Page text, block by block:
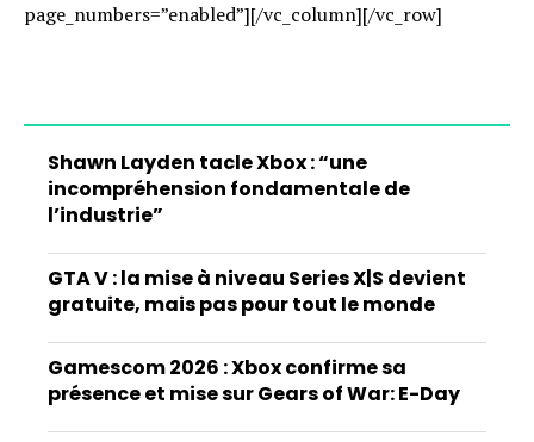
page_numbers=”enabled”][/vc_column][/vc_row]
Shawn Layden tacle Xbox : “une
incompréhension fondamentale de
l’industrie”
GTA V : la mise à niveau Series X|S devient
gratuite, mais pas pour tout le monde
Gamescom 2026 : Xbox confirme sa
présence et mise sur Gears of War: E-Day